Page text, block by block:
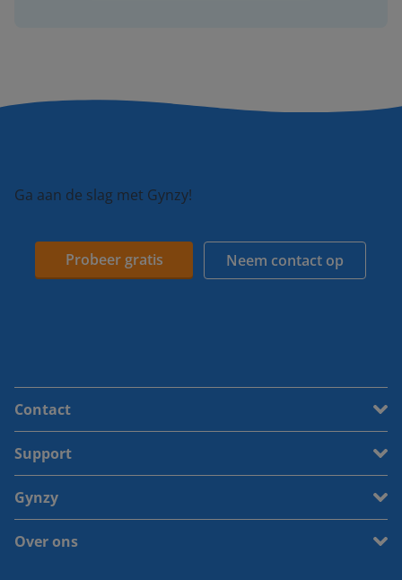
Ga aan de slag met Gynzy!
Probeer gratis Neem contact op
Contact
Support
Gynzy
Over ons